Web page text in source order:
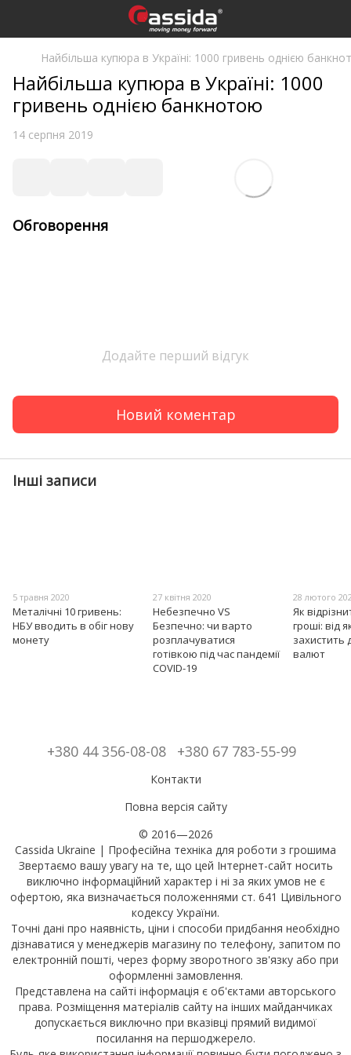
Найбільша купюра в Україні: 1000 гривень однією
Найбільша купюра в Україні: 1000
гривень однією банкнотою
14 серпня 2019
Обговорення
Додайте перший відгук
Новий коментар
Інші записи
5 травня 2020
Металічні 10 гривень:
НБУ вводить в обіг нову
монету
27 квітня 2020
Небезпечно VS
Безпечно: чи варто
розплачуватися
готівкою під час пандемії
COVID-19
28 лютого
Як
гроші: від
захистить
валют
+380 44 356-08-08 +380 67 783-55-99
Контакти
Повна версія сайту
© 2016—2026
Cassida Ukraine | Професійна техніка для роботи з грошима
Звертаємо вашу увагу на те, що цей Інтернет-сайт носить
виключно інформаційний характер і ні за яких умов не є
офертою, яка визначається положеннями ст. 641 Цивільного
кодексу України.
Точні дані про наявність, ціни і способи придбання необхідно
дізнаватися у менеджерів магазину по телефону, запитом по
електронній пошті, через форму зворотного зв'язку або при
оформленні замовлення.
Представлена на сайті інформація є об'єктами авторського
права. Розміщення матеріалів сайту на інших майданчиках
допускається виключно при вказівці прямий видимої
посилання на першоджерело.